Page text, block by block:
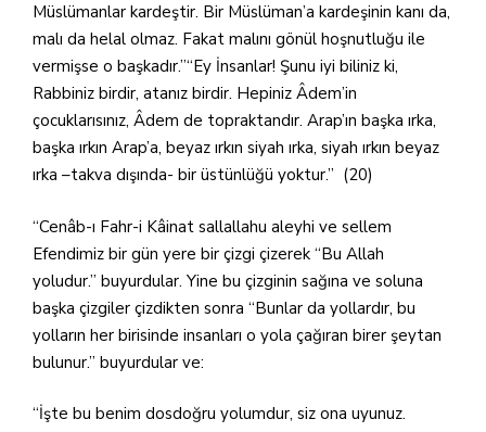
Müslümanlar kardeştir. Bir Müslüman’a kardeşinin kanı da,
malı da helal olmaz. Fakat malını gönül hoşnutluğu ile
vermişse o başkadır.”“Ey İnsanlar! Şunu iyi biliniz ki,
Rabbiniz birdir, atanız birdir. Hepiniz Âdem’in
çocuklarısınız, Âdem de topraktandır. Arap’ın başka ırka,
başka ırkın Arap’a, beyaz ırkın siyah ırka, siyah ırkın beyaz
ırka –takva dışında- bir üstünlüğü yoktur.” (20)
“Cenâb-ı Fahr-i Kâinat sallallahu aleyhi ve sellem
Efendimiz bir gün yere bir çizgi çizerek “Bu Allah
yoludur.” buyurdular. Yine bu çizginin sağına ve soluna
başka çizgiler çizdikten sonra “Bunlar da yollardır, bu
yolların her birisinde insanları o yola çağıran birer şeytan
bulunur.” buyurdular ve:
“İşte bu benim dosdoğru yolumdur, siz ona uyunuz.